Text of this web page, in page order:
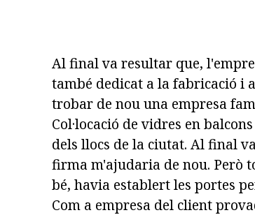
Al final va resultar que,
també dedicat a la fabricació i
trobar de nou una empresa
Col·locació de vidres en
dels llocs de la ciutat. Al final
firma m'ajudaria de nou. Però
bé, havia establert les portes
Com a empresa del client